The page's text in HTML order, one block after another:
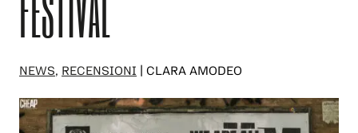
NEWS, RECENSIONI | CLARA AMODEO